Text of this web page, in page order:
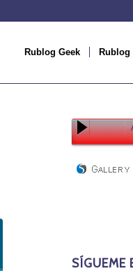
Rublog Geek Rublog
SÍGUEME